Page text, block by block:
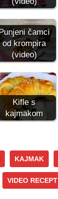
čamci
od krompira
(video)
Kifle s
kajmakom
KAJMAK
VIDEO RECEPT